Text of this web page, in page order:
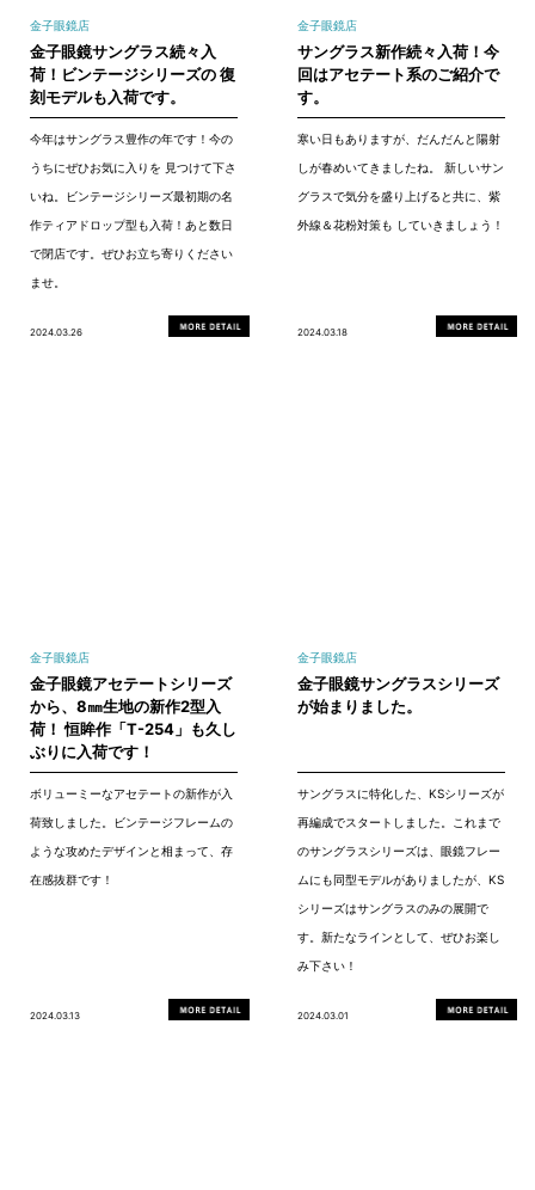
金子眼鏡店
金子眼鏡サングラス続々入
荷！ビンテージシリーズの 復
刻モデルも入荷です。
今年はサングラス豊作の年です！今の
うちにぜひお気に入りを 見つけて下さ
いね。ビンテージシリーズ最初期の名
作ティアドロップ型も入荷！あと数日
で閉店です。ぜひお立ち寄りください
ませ。
2024.03.26
金子眼鏡店
サングラス新作続々入荷！今
回はアセテート系のご紹介で
す。
寒い日もありますが、だんだんと陽射
しが春めいてきましたね。 新しいサン
グラスで気分を盛り上げると共に、紫
外線＆花粉対策も していきましょう！
2024.03.18
金子眼鏡店
金子眼鏡アセテートシリーズ
から、8㎜生地の新作2型入
荷！ 恒眸作「T-254」も久し
ぶりに入荷です！
ボリューミーなアセテートの新作が入
荷致しました。ビンテージフレームの
ような攻めたデザインと相まって、存
在感抜群です！
2024.03.13
金子眼鏡店
金子眼鏡サングラスシリーズ
が始まりました。
サングラスに特化した、KSシリーズが
再編成でスタートしました。これまで
のサングラスシリーズは、眼鏡フレー
ムにも同型モデルがありましたが、KS
シリーズはサングラスのみの展開で
す。新たなラインとして、ぜひお楽し
み下さい！
2024.03.01